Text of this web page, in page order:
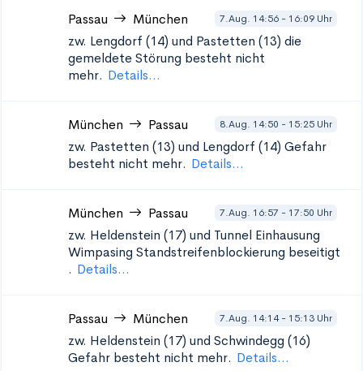
Passau München 7.Aug. 14:56 - 16:09 Uhr
zw. Lengdorf (14) und Pastetten (13) die
gemeldete Störung besteht nicht
mehr. Details...
München Passau 8.Aug. 14:50 - 15:25 Uhr
zw. Pastetten (13) und Lengdorf (14) Gefahr
besteht nicht mehr. Details...
München Passau 7.Aug. 16:57 - 17:50 Uhr
zw. Heldenstein (17) und Tunnel Einhausung
Wimpasing Standstreifenblockierung beseitigt
. Details...
Passau München 7.Aug. 14:14 - 15:13 Uhr
zw. Heldenstein (17) und Schwindegg (16)
Gefahr besteht nicht mehr. Details...